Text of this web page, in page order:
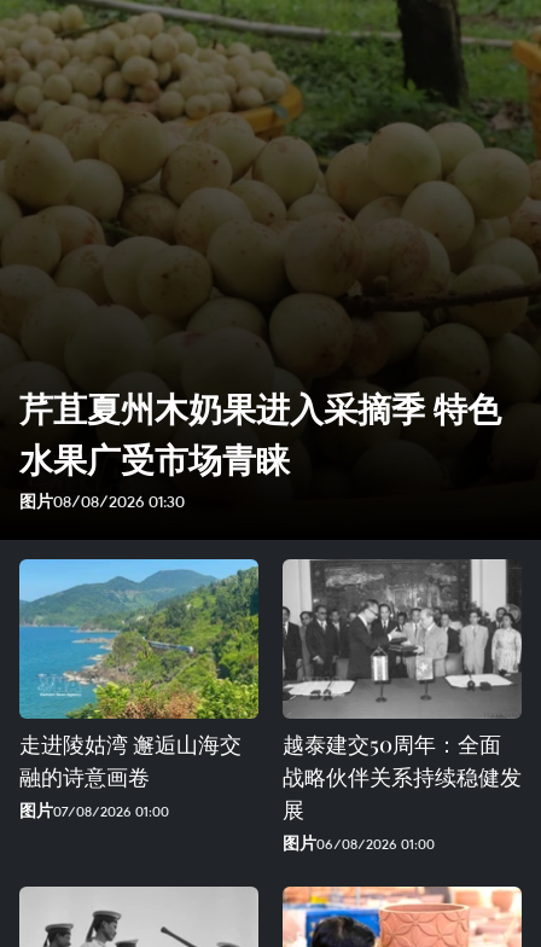
芹苴夏州木奶果进入采摘季 特色
水果广受市场青睐
图片08/08/2026 01:30
走进陵姑湾 邂逅山海交
融的诗意画卷
图片07/08/2026 01:00
越泰建交50周年：全面
战略伙伴关系持续稳健发
展
图片06/08/2026 01:00